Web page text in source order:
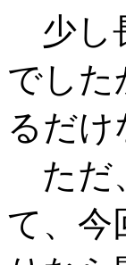
少し
でした
るだけ
ただ
て、今